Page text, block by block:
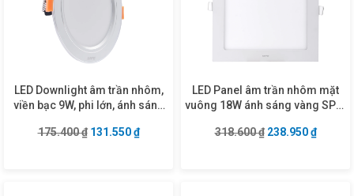
LED Downlight âm trần nhôm,
viền bạc 9W, phi lớn, ánh sáng
175.400₫ Giá gốc là: 175.400 ₫.
131.550₫Giá hiện tại là: 131.550 ₫.
LED Panel âm trần nhôm mặt
vuông 18W ánh sáng vàng SPL-
318.600₫ Giá gốc là:
238.950₫Giá